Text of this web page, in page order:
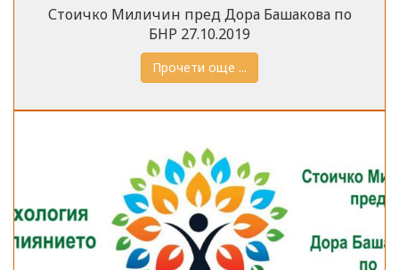
Стоичко Миличин пред Дора Башакова по
БНР 27.10.2019
Прочети още ...